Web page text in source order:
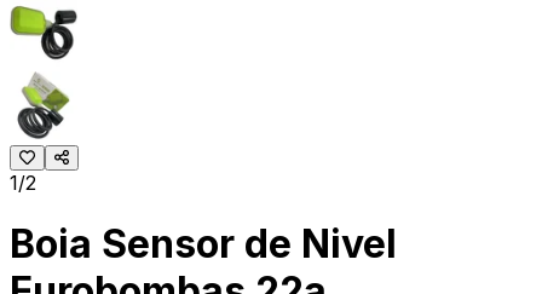
1/2
Boia Sensor de Nivel